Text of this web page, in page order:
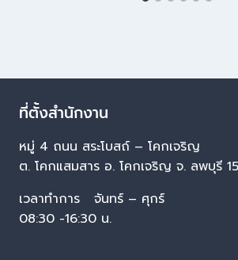
ที่ตั้งสำนักงาน
หมู่ 4 ถนน สระโบสถ์ – โคกเจริญ
ต. โคกแสมสาร อ. โคกเจริญ จ. ลพบุรี
เวลาทำการ จันทร์ – ศุกร์
08:30 -16:30 น.